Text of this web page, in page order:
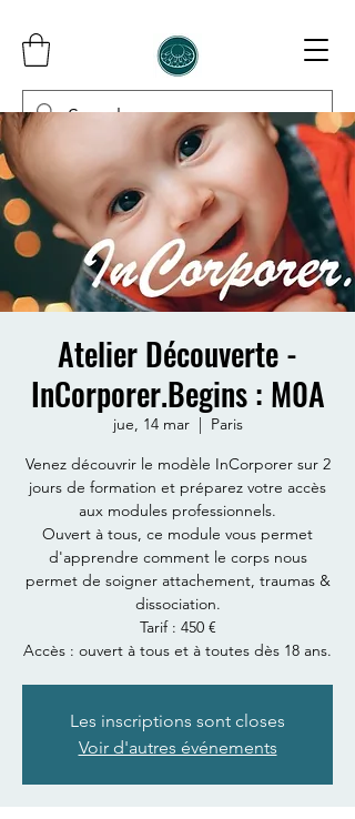
InCorporer
Atelier Découverte -
InCorporer.Begins : M0A
jue, 14 mar
  |
Paris
Venez découvrir le modèle InCorporer sur 2
jours de formation et préparez votre accès
aux modules professionnels.
Ouvert à tous, ce module vous permet
d'apprendre comment le corps nous
permet de soigner attachement, traumas &
dissociation.
Tarif : 450 €
Accès : ouvert à tous et à toutes dès 18 ans.
Les inscriptions sont closes
Voir d'autres événements